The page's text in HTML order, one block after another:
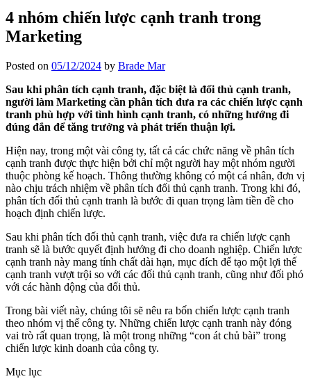
4 nhóm chiến lược cạnh tranh trong
Marketing
Posted on 05/12/2024 by Brade Mar
Sau khi phân tích cạnh tranh, đặc biệt là đối thủ cạnh tranh,
người làm Marketing cần phân tích đưa ra các chiến lược cạnh
tranh phù hợp với tình hình cạnh tranh, có những hướng đi
đúng đắn để tăng trưởng và phát triển thuận lợi.
Hiện nay, trong một vài công ty, tất cả các chức năng về phân tích
cạnh tranh được thực hiện bởi chỉ một người hay một nhóm người
thuộc phòng kế hoạch. Thông thường không có một cá nhân, đơn vị
nào chịu trách nhiệm về phân tích đối thủ cạnh tranh. Trong khi đó,
phân tích đối thủ cạnh tranh là bước đi quan trọng làm tiền đề cho
hoạch định chiến lược.
Sau khi phân tích đối thủ cạnh tranh, việc đưa ra chiến lược cạnh
tranh sẽ là bước quyết định hướng đi cho doanh nghiệp. Chiến lược
cạnh tranh này mang tính chất dài hạn, mục đích để tạo một lợi thế
cạnh tranh vượt trội so với các đối thủ cạnh tranh, cũng như đối phó
với các hành động của đối thủ.
Trong bài viết này, chúng tôi sẽ nêu ra bốn chiến lược cạnh tranh
theo nhóm vị thế công ty. Những chiến lược cạnh tranh này đóng
vai trò rất quan trọng, là một trong những “con át chủ bài” trong
chiến lược kinh doanh của công ty.
Mục lục